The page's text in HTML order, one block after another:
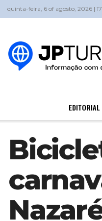
quinta-feira, 6 of agosto, 2026 |
EDITORIAL